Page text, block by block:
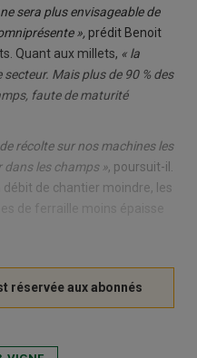
sera plus envisageable de
», prédit Benoit
Quant aux millets, « la
Mais plus de 90 % des
faute de maturité
récolte sur nos machines les
dans les champs », poursuit-il.
débit de chantier moindre, les